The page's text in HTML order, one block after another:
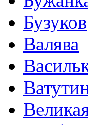
Бузуков
Валява